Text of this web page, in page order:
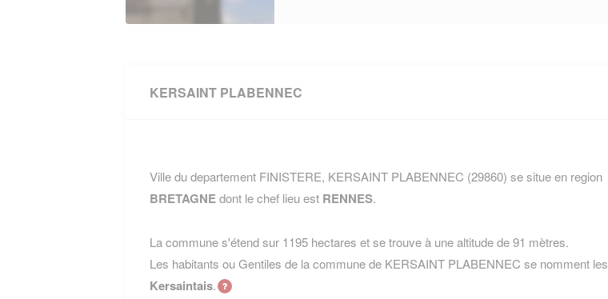
KERSAINT PLABENNEC
Ville du departement FINISTERE, KERSAINT PLABENNEC (29860) se situe en region
BRETAGNEdont le chef lieu est RENNES.
La commune s'étend sur 1195 hectares et se trouve à une altitude de 91 mètres.
Les habitants ou Gentiles de la commune de KERSAINT PLABENNEC se nomment les
Kersaintais.